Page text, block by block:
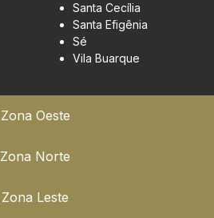
Zona Oeste
Zona Norte
Zona Leste
Santa Cecília
Santa Efigênia
Sé
Vila Buarque